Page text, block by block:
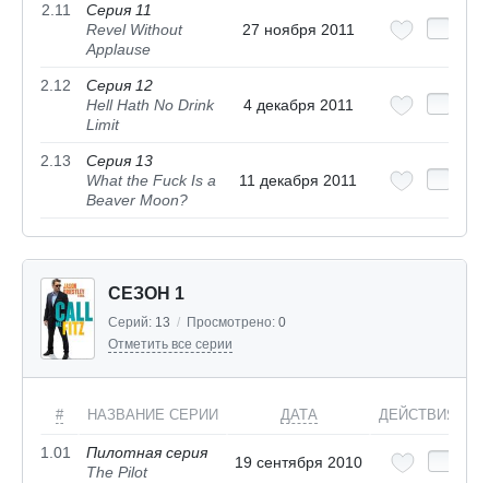
2.11
Серия 11
Revel Without
Applause
27 ноября 2011
2.12
Серия 12
Hell Hath No Drink
Limit
4 декабря 2011
2.13
Серия 13
What the Fuck Is a
Beaver Moon?
11 декабря 2011
СЕЗОН 1
Серий: 13 / Просмотрено: 0
Отметить все серии
# НАЗВАНИЕ СЕРИИ ДАТА ДЕЙСТВИЯ
1.01
Пилотная серия
The Pilot
19 сентября 2010